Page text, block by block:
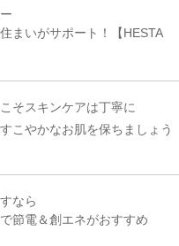
まいがサポート！【HESTA
そスキンケアは丁寧に
こやかなお肌を保ちましょう
なら
節電＆創エネがおすすめ